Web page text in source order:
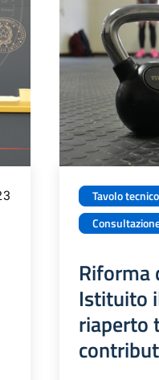
Tavolo tecnico
Riforma
Istituito
riaperto